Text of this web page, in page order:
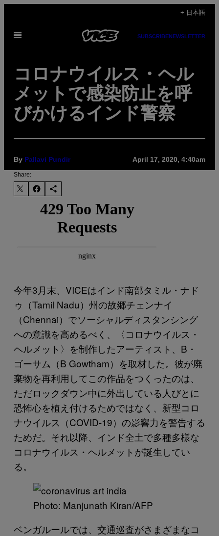
content
+ 日本語
Open
SUBSCRIBENEWSLETTER
コロナウイルス・ヘル
メットで感染防止を呼
びかけるインド警察
By Pallavi Pundir April 17, 2020, 4:40am
Share:
今年3月末、VICEはインド南部タミル・ナド
ゥ（Tamil Nadu）州の故郷チェンナイ
（Chennai）でソーシャルディスタンシング
への意識を高めるべく、〈コロナウイルス・
ヘルメット〉を制作したアーティスト、B・
ゴーサム（B Gowtham）を取材した。彼が廃
棄物を再利用してこの作品をつくったのは、
ただロックダウン中に外出している人びとに
恐怖心を植え付けるためではなく、新型コロ
ナウイルス（COVID-19）の影響力を警告する
ためだ。それ以降、インド全土で多種多様な
コロナウイルス・ヘルメットが誕生してい
る。
Photo: Manjunath Kiran/AFP
ベンガルールでは、交通巡査がさまざまなコ